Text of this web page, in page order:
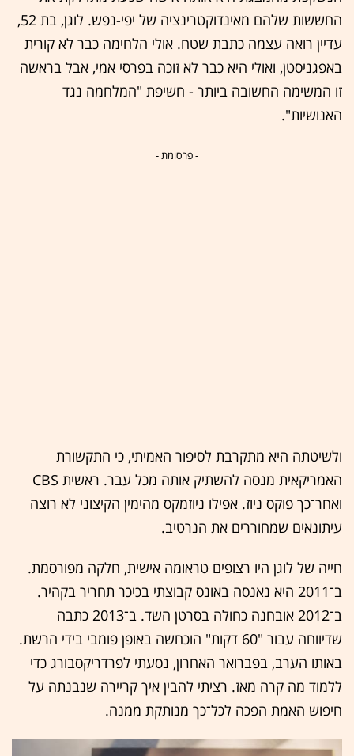
החששות שלהם מאינדוקטרינציה של יפי-נפש. לוגן, בת 52,
עדיין רואה עצמה כתבת שטח. אולי הלחימה כבר לא קורית
באפגניסטן, ואולי היא כבר לא זוכה בפרסי אמי, אבל בראשה
זו המשימה החשובה ביותר - חשיפת "המלחמה נגד
האנושיות".
- פרסומת -
ולשיטתה היא מתקרבת לסיפור האמיתי, כי התקשורת
האמריקאית מנסה להשתיק אותה מכל עבר. ראשית CBS
ואחר־כך פוקס ניוז. אפילו ניוזמקס מהימין הקיצוני לא רוצה
עיתונאים שמחוררים את הנרטיב.
חייה של לוגן היו רצופים טראומה אישית, חלקה מפורסמת.
ב־2011 היא נאנסה באונס קבוצתי בכיכר תחריר בקהיר.
ב־2012 אובחנה כחולה בסרטן השד. ב־2013 כתבה
שדיווחה עבור "60 דקות" הוכחשה באופן פומבי בידי הרשת.
באותו הערב, בפברואר האחרון, נסעתי לפרדריקסבורג כדי
ללמוד מה קרה מאז. רציתי להבין איך קריירה שנבנתה על
חיפוש האמת הפכה לכל־כך מנותקת ממנה.